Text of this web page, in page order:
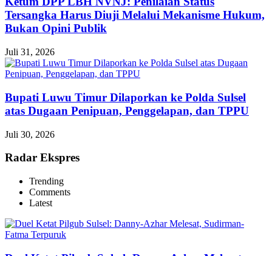
Tersangka Harus Diuji Melalui Mekanisme Hukum,
Bukan Opini Publik
Juli 31, 2026
Bupati Luwu Timur Dilaporkan ke Polda Sulsel
atas Dugaan Penipuan, Penggelapan, dan TPPU
Juli 30, 2026
Radar Ekspres
Trending
Comments
Latest